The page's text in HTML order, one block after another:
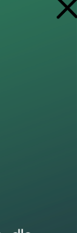
Onkologiczna